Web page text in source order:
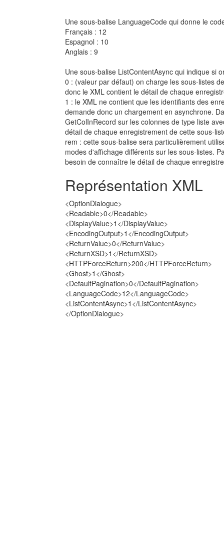
Une sous-balise LanguageCode qui donne le
Français : 12
Espagnol : 10
Anglais : 9
Une sous-balise ListContentAsync qui indique si
0 : (valeur par défaut) on charge les sous-listes
donc le XML contient le détail de chaque
1 : le XML ne contient que les identifiants des
demande donc un chargement en asynchrone.
GetColInRecord sur les colonnes de type liste
détail de chaque enregistrement de cette sous-
rem : cette sous-balise sera particulièrement
modes d'affichage différents sur les sous-listes.
besoin de connaître le détail de chaque
Représentation XML
<OptionDialogue>
<Readable>0</Readable>
<DisplayValue>1</DisplayValue>
<EncodingOutput>1</EncodingOutput>
<ReturnValue>0</ReturnValue>
<ReturnXSD>1</ReturnXSD>
<HTTPForceReturn>200</HTTPForceReturn>
<Ghost>1</Ghost>
<DefaultPagination>0</DefaultPagination>
<LanguageCode>12</LanguageCode>
<ListContentAsync>1</ListContentAsync>
</OptionDialogue>